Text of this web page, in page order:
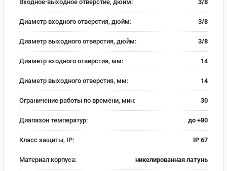
Входное-выходное отверстие, дюйм: 3/8
Диаметр входного отверстия, дюйм: 3/8
Диаметр выходного отверстия, дюйм: 3/8
Диаметр входного отверстия, мм: 14
Диаметр выходного отверстия, мм: 14
Ограничение работы по времени, мин: 30
Диапазон температур: до +80
Класс защиты, IP: IP 67
Материал корпуса: никелированная латунь